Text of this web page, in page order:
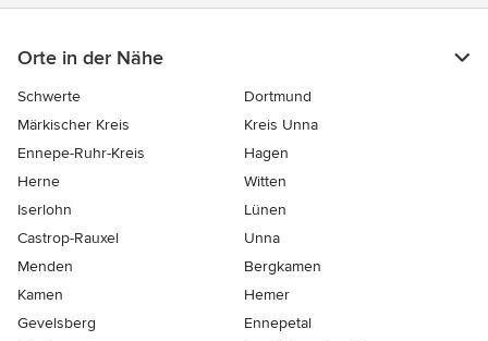
Orte in der Nähe
Schwerte
Dortmund
Märkischer Kreis
Kreis Unna
Ennepe-Ruhr-Kreis
Hagen
Herne
Witten
Iserlohn
Lünen
Castrop-Rauxel
Unna
Menden
Bergkamen
Kamen
Hemer
Gevelsberg
Ennepetal